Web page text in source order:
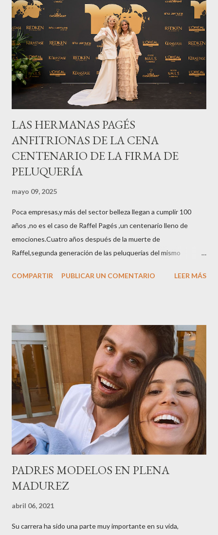
LAS HERMANAS PAGÉS
ANFITRIONAS DE LA CENA
CENTENARIO DE LA FIRMA DE
PELUQUERÍA
mayo 09, 2025
Poca empresas,y más del sector belleza llegan a cumplir 100
años ,no es el caso de Raffel Pagés ,un centenario lleno de
emociones.Cuatro años después de la muerte de
Raffel,segunda generación de las peluquerías del mismo
sector en una cena de reconocimiento.Sus hijas Carolina (CEO
peluquería del grupo.Justo hace unos días Carol Pagés nos
contaba detalles del homenaje en Actualida Rosa en RCE
radio,en el programa que presento todos los jueves de 17 a 18
horas . Carolina y Quionia Pagés Carolina Pagés La cita ,en el
Museu Marítim de BCN ,en las Drassanes reunió a figuras
destacadas del sector,así como clientes, autoridades y medios
de comunicación, en una velada inolvidable bajo el lema “Cien
años peinando almas, creando belleza,i...
COMPARTIR PUBLICAR UN COMENTARIO LEER MÁS
PADRES MODELOS EN PLENA
MADUREZ
abril 06, 2021
Su carrera ha sido una parte muy importante en su vida,